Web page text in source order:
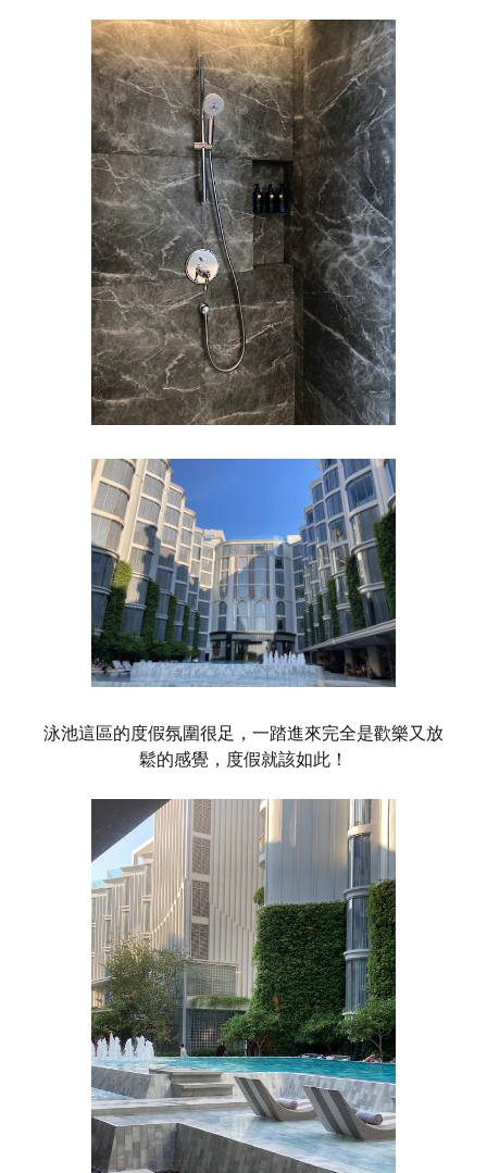
泳池這區的度假氛圍很足，一踏進來完全是歡樂又放
鬆的感覺，度假就該如此！